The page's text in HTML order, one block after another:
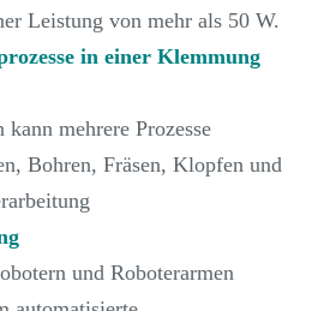
Leistung von mehr als 50 W.
in einer Klemmung
mehrere Prozesse
Bohren, Fräsen, Klopfen und
und Roboterarmen